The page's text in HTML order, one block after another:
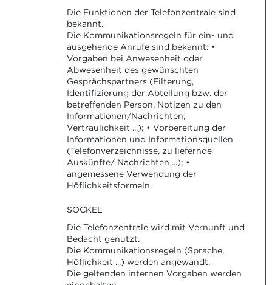
Die Funktionen der Telefonzentrale sind
bekannt.
Die Kommunikationsregeln für ein- und
ausgehende Anrufe sind bekannt: •
Vorgaben bei Anwesenheit oder
Abwesenheit des gewünschten
Gesprächspartners (Filterung,
Identifizierung der Abteilung bzw. der
betreffenden Person, Notizen zu den
Informationen/Nachrichten,
Vertraulichkeit ...); • Vorbereitung der
Informationen und Informationsquellen
(Telefonverzeichnisse, zu liefernde
Auskünfte/ Nachrichten ...); •
angemessene Verwendung der
Höflichkeitsformeln.
SOCKEL
Die Telefonzentrale wird mit Vernunft und
Bedacht genutzt.
Die Kommunikationsregeln (Sprache,
Höflichkeit ...) werden angewandt.
Die geltenden internen Vorgaben werden